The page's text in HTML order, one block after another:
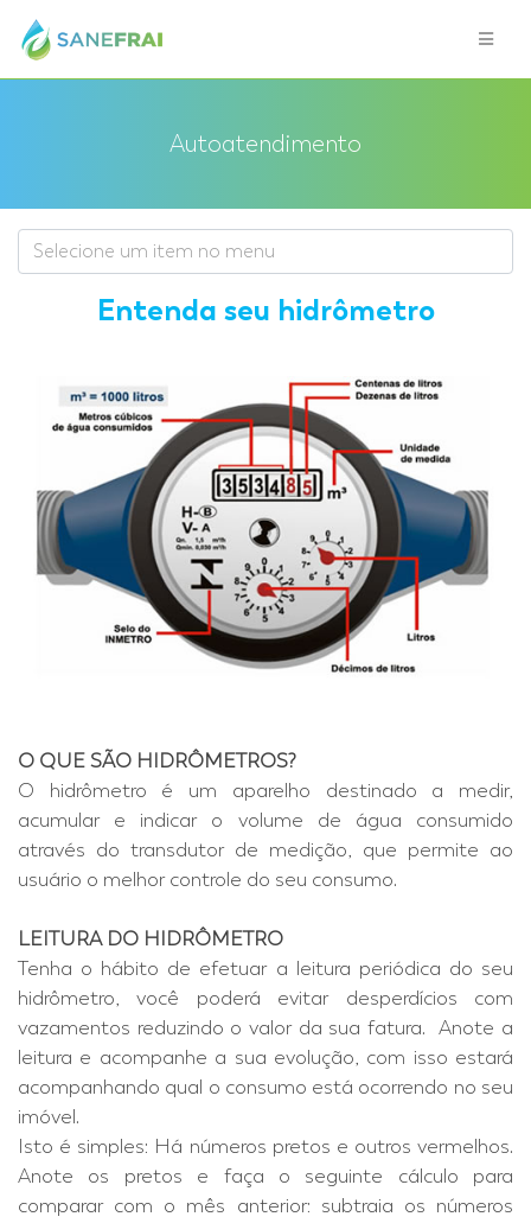
Autoatendimento
Entenda seu hidrômetro
O QUE SÃO HIDRÔMETROS?
O hidrômetro é um aparelho destinado a medir,
acumular e indicar o volume de água consumido
através do transdutor de medição, que permite ao
usuário o melhor controle do seu consumo.
LEITURA DO HIDRÔMETRO
Tenha o hábito de efetuar a leitura periódica do seu
hidrômetro, você poderá evitar desperdícios com
vazamentos reduzindo o valor da sua fatura. Anote a
leitura e acompanhe a sua evolução, com isso estará
acompanhando qual o consumo está ocorrendo no seu
imóvel.
Isto é simples: Há números pretos e outros vermelhos.
Anote os pretos e faça o seguinte cálculo para
comparar com o mês anterior: subtraia os números